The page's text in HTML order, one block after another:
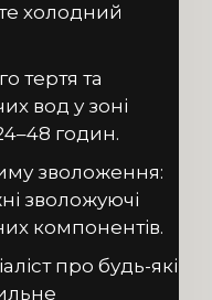
холодний
тертя та
вод у зоні
годин.
зволоження:
зволожуючі
компонентів.
про будь-які